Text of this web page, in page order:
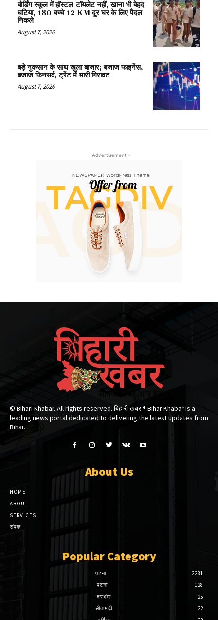
बोर्डिंग स्कूल में हॉस्टल-टॉयलेट नहीं, खाना भी बेहद
घटिया, 180 बच्चे 12 KM दूर घर के लिए पैदल
निकले
August 7, 2026
बड़े नुकसान के साथ खुला बाजार; बजाज फाइनेंस,
बजाज फिनसर्व, ट्रेंट में भारी गिरावट
August 7, 2026
- Advertisement -
© Bihari Khabar. All rights reserved. बिहारी खबर ®​ Bihar Khabar is a
leading news portal dedicated to delivering the latest updates from
Bihar.
About Us
HOME
ABOUT
SERVICES
संपर्क
Popular Category
पटना
2281
पटना
128
दरभंगा
25
सीतामढ़ी
22